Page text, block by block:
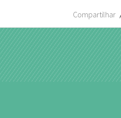
Compartilhar